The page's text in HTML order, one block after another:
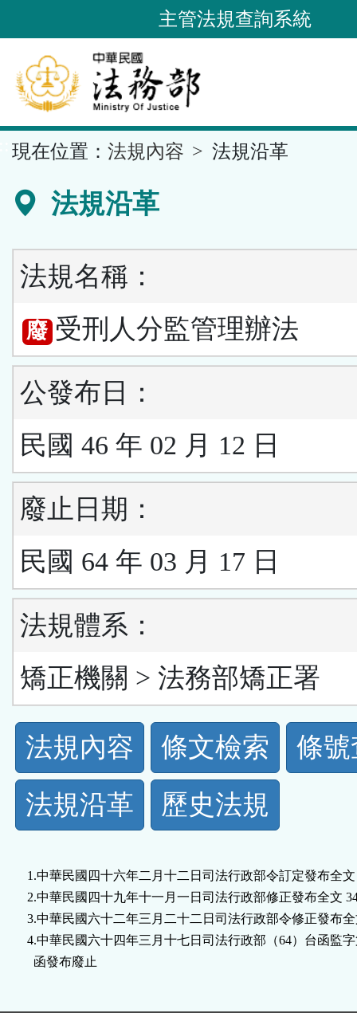
到
要
內
容
區
主管法規查詢系統
現在位置： 法規內容 法規沿革
法規沿革
法規名稱：
廢 受刑人分監管理辦法
公發布日：
民國 46 年 02 月 12 日
廢止日期：
民國 64 年 03 月 17 日
法規體系：
矯正機關 > 法務部矯正署
法
規
功
按
鈕
區
法規內容 條文檢索
條
法規沿革
歷史法規
1.中華民國四十六年二月十二日司法行政部令訂定發布全文
2.中華民國四十九年十一月一日司法行政部修正發布全文
3.中華民國六十二年三月二十二日司法行政部令修正發布全
4.中華民國六十四年三月十七日司法行政部（64）台函監字
  函發布廢止